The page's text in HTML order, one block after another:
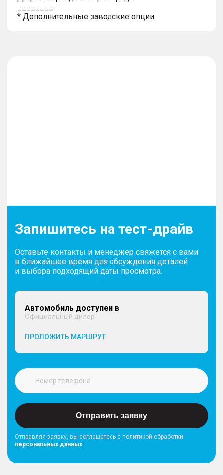
* Дополнительные заводские опции
Запишитесь на тест-драйв
Оставьте контакты и менеджер свяжется с вами
в ближайшее время для обсуждения деталей
и выбора подходящий даты просмотра.
Автомобиль доступен в
Официальный дилер
ПРОЛОЖИТЬ МАРШРУТ
Отправить заявку
Отправляя заявку, вы соглашатесь с политикой обработки
персональных данных